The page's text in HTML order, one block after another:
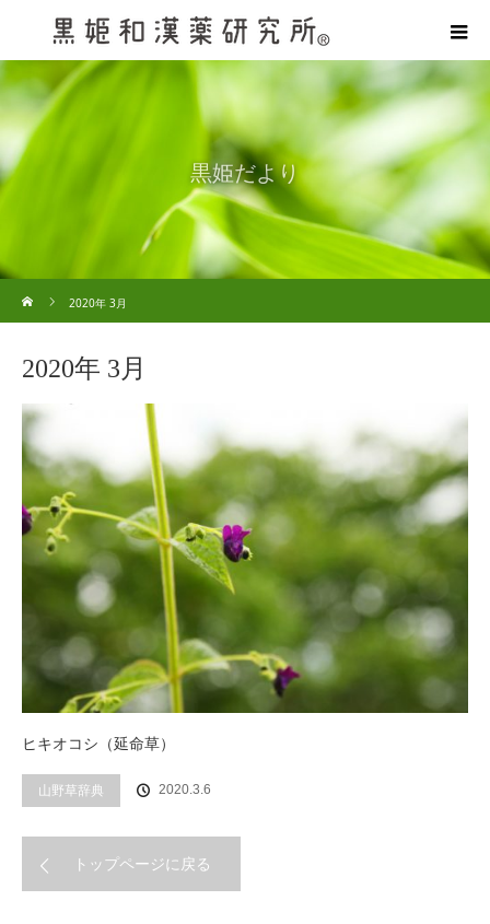
黒姫だより
2020年 3月
2020年 3月
ヒキオコシ（延命草）
山野草辞典 2020.3.6
トップページに戻る